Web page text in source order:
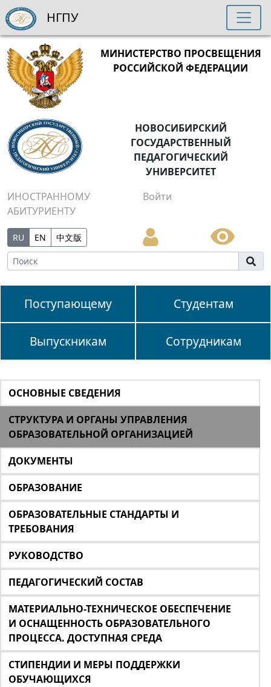
МИНИСТЕРСТВО ПРОСВЕЩЕНИЯ
РОССИЙСКОЙ ФЕДЕРАЦИИ
НОВОСИБИРСКИЙ
ГОСУДАРСТВЕННЫЙ
ПЕДАГОГИЧЕСКИЙ
УНИВЕРСИТЕТ
ИНОСТРАННОМУ
АБИТУРИЕНТУ
Войти
RU EN 中文版
Поступающему Студентам
Выпускникам Сотрудникам
НГПУ
ОСНОВНЫЕ СВЕДЕНИЯ
СТРУКТУРА И ОРГАНЫ УПРАВЛЕНИЯ
ОБРАЗОВАТЕЛЬНОЙ ОРГАНИЗАЦИЕЙ
ДОКУМЕНТЫ
ОБРАЗОВАНИЕ
ОБРАЗОВАТЕЛЬНЫЕ СТАНДАРТЫ И
ТРЕБОВАНИЯ
РУКОВОДСТВО
ПЕДАГОГИЧЕСКИЙ СОСТАВ
МАТЕРИАЛЬНО-ТЕХНИЧЕСКОЕ ОБЕСПЕЧЕНИЕ
И ОСНАЩЕННОСТЬ ОБРАЗОВАТЕЛЬНОГО
ПРОЦЕССА. ДОСТУПНАЯ СРЕДА
СТИПЕНДИИ И МЕРЫ ПОДДЕРЖКИ
ОБУЧАЮЩИХСЯ